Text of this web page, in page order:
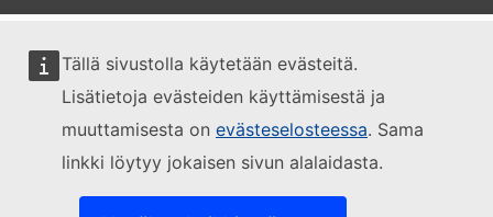
Tällä sivustolla käytetään evästeitä.
Lisätietoja evästeiden käyttämisestä ja
muuttamisesta on evästeselosteessa. Sama
linkki löytyy jokaisen sivun alalaidasta.